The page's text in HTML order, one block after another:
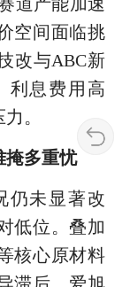
空间面临挑
改与ABC新
利息费用高
。
掩多重忧
仍未显著改
低位。叠加
核心原材料